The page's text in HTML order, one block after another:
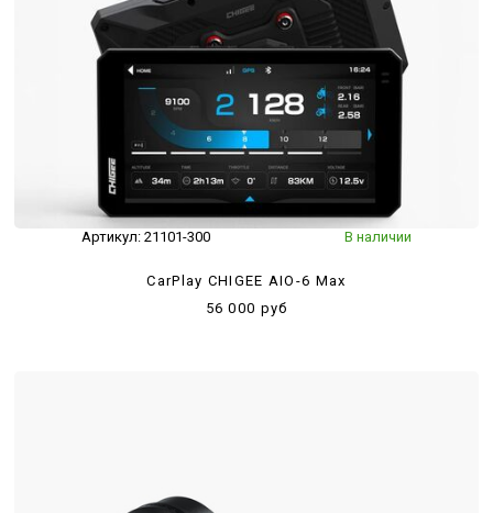
Артикул: 21101-300 В наличии
CarPlay CHIGEE AIO-6 Max
56 000 руб